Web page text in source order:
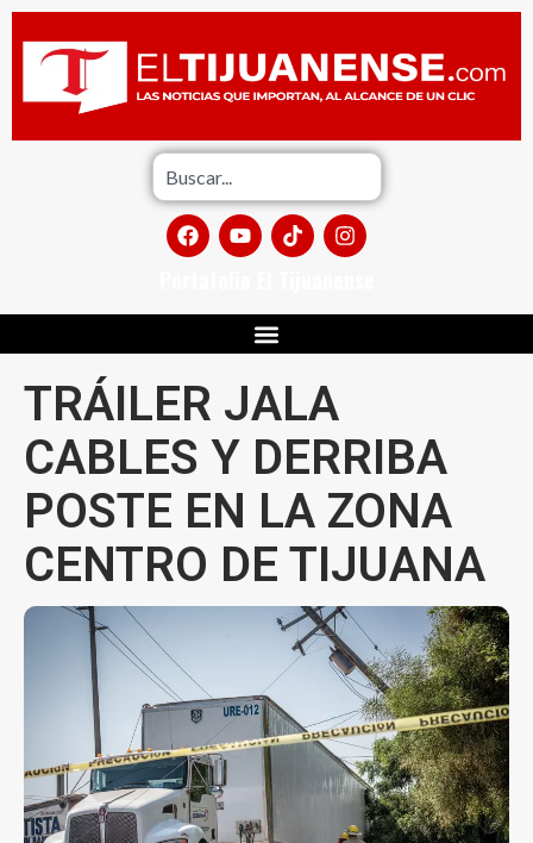
TRÁILER JALA
CABLES Y DERRIBA
POSTE EN LA ZONA
CENTRO DE TIJUANA